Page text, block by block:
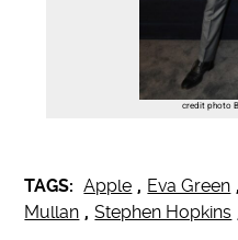
credit photo
TAGS: Apple , Eva Green ,
Mullan , Stephen Hopkins